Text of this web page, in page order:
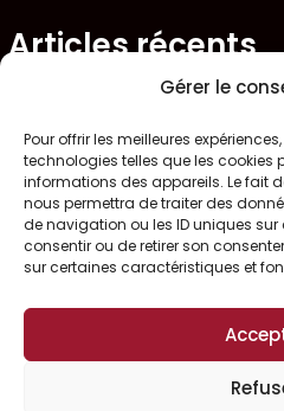
Gérer le
Pour offrir les meilleures
technologies telles que les cookies
informations des appareils. Le fait
nous permettra de traiter des
de navigation ou les ID uniques sur
consentir ou de retirer son
sur certaines caractéristiques et
Articles récents
les CHSLD
Premiers soins en RPA :
gestionnaires ?
PDSB
Où se procurer une trousse